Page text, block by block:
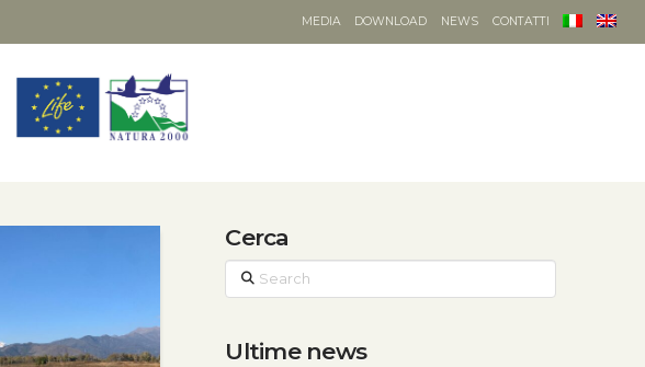
MEDIA DOWNLOAD NEWS CONTATTI
Cerca
Search
Ultime news